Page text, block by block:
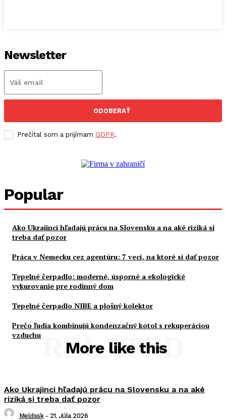
Newsletter
ODOBERAŤ
Prečítal som a prijímam GDPR.
Popular
Ako Ukrajinci hľadajú prácu na Slovensku a na aké riziká si
treba dať pozor
Práca v Nemecku cez agentúru: 7 vecí, na ktoré si dať pozor
Tepelné čerpadlo: moderné, úsporné a ekologické
vykurovanie pre rodinný dom
Tepelné čerpadlo NIBE a plošný kolektor
Prečo ľudia kombinujú kondenzačný kotol s rekuperáciou
vzduchu
More like this
RELATED
Ako Ukrajinci hľadajú prácu na Slovensku a na aké
riziká si treba dať pozor
Meldssk - 21. Júla 2026